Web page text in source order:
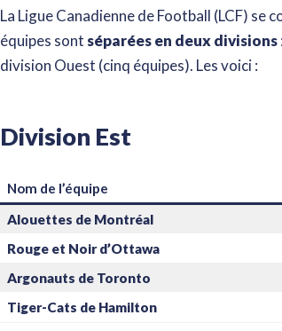
La Ligue Canadienne de Football (LCF) se
équipes sont séparées en deux divisions
division Ouest (cinq équipes). Les voici :
Division Est
Nom de l’équipe
Alouettes de Montréal
Rouge et Noir d’Ottawa
Argonauts de Toronto
Tiger-Cats de Hamilton